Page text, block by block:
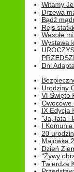
Witamy
Drzewa
Bądź
Rejs
Wesołe
Wystawa
Dni
Urodziny
VI Święto
Owocowe
IX Edycja
"Ja,Tata i
I
20
Majówka
Dzień
"Żywy
Twierdza